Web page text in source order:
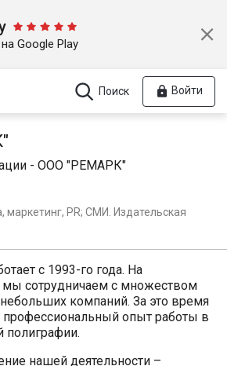
Google Play
Поиск Войти
PR; СМИ. Издательская
с 1993-го года. На
мы сотрудничаем с множеством
компаний. За это время
опыт работы в
полиграфии.
нашей деятельности –